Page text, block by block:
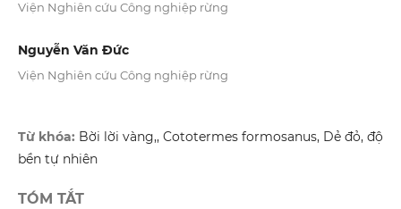
Viện Nghiên cứu Công nghiệp rừng
Nguyễn Văn Đức
Viện Nghiên cứu Công nghiệp rừng
Từ khóa: Bời lời vàng,, Cototermes formosanus, Dẻ đỏ, độ
bền tự nhiên
TÓM TẮT